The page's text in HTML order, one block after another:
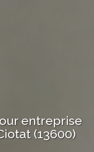
entreprise
(13600)